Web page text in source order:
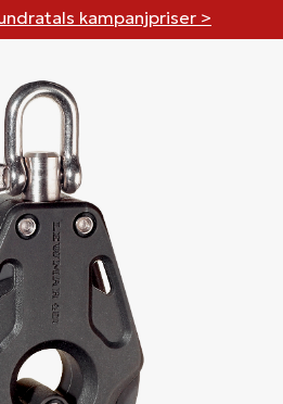
kampanjpriser >